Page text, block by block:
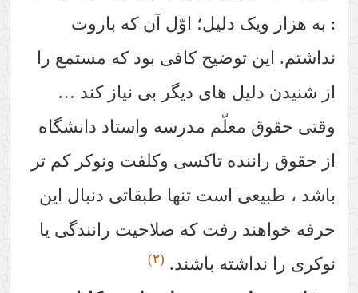
اوّل آن که باروت
کافی بود که مستمع را
های دیگر بی نیاز کند …
مدرسه واستاد دانشگاه
تاکسی وکلفت ونوکر کم تر
تنها طبقاتی دنبال این
که صلاحیت رانندگی یا
باشند.